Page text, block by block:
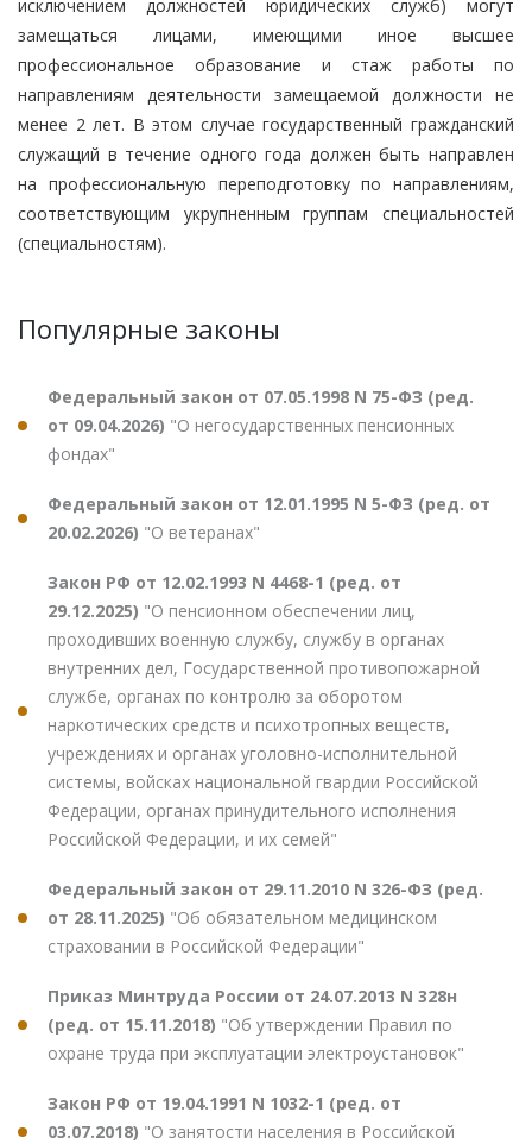
исключением должностей юридических служб) могут
замещаться лицами, имеющими иное высшее
профессиональное образование и стаж работы по
направлениям деятельности замещаемой должности не
менее 2 лет. В этом случае государственный гражданский
служащий в течение одного года должен быть направлен
на профессиональную переподготовку по направлениям,
соответствующим укрупненным группам специальностей
(специальностям).
Популярные законы
Федеральный закон от 07.05.1998 N 75-ФЗ (ред.
от 09.04.2026) "О негосударственных пенсионных
фондах"
Федеральный закон от 12.01.1995 N 5-ФЗ (ред. от
20.02.2026) "О ветеранах"
Закон РФ от 12.02.1993 N 4468-1 (ред. от
29.12.2025) "О пенсионном обеспечении лиц,
проходивших военную службу, службу в органах
внутренних дел, Государственной противопожарной
службе, органах по контролю за оборотом
наркотических средств и психотропных веществ,
учреждениях и органах уголовно-исполнительной
системы, войсках национальной гвардии Российской
Федерации, органах принудительного исполнения
Российской Федерации, и их семей"
Федеральный закон от 29.11.2010 N 326-ФЗ (ред.
от 28.11.2025) "Об обязательном медицинском
страховании в Российской Федерации"
Приказ Минтруда России от 24.07.2013 N 328н
(ред. от 15.11.2018) "Об утверждении Правил по
охране труда при эксплуатации электроустановок"
Закон РФ от 19.04.1991 N 1032-1 (ред. от
03.07.2018) "О занятости населения в Российской